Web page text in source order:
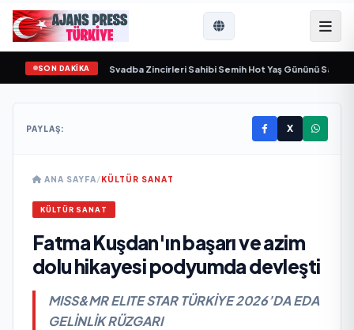
SON DAKİKA
yaşamını yitirdi• Svadba Zincirleri Sahibi Semih Hot Yaş Gününü Sanat ve
PAYLAŞ: X
ANA SAYFA/KÜLTÜR SANAT
KÜLTÜR SANAT
Fatma Kuşdan'ın başarı ve azim
dolu hikayesi podyumda devleşti
MISS&MR ELITE STAR TÜRKİYE 2026’DA EDA
GELİNLİK RÜZGARI